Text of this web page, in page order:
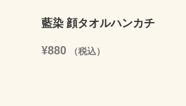
藍染 顔タオルハンカチ
¥880 （税込）